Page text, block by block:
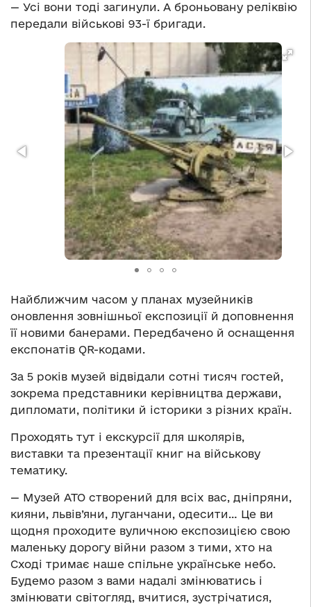
— Усі вони тоді загинули. А броньовану реліквію
передали військові 93-ї бригади.
Найближчим часом у планах музейників
оновлення зовнішньої експозиції й доповнення
її новими банерами. Передбачено й оснащення
експонатів QR-кодами.
За 5 років музей відвідали сотні тисяч гостей,
зокрема представники керівництва держави,
дипломати, політики й історики з різних країн.
Проходять тут і екскурсії для школярів,
виставки та презентації книг на військову
тематику.
— Музей АТО створений для всіх вас, дніпряни,
кияни, львів’яни, луганчани, одесити… Це ви
щодня проходите вуличною експозицією свою
маленьку дорогу війни разом з тими, хто на
Сході тримає наше спільне українське небо.
Будемо разом з вами надалі змінюватись і
змінювати світогляд, вчитися, зустрічатися,